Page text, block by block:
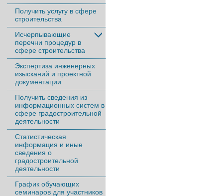
Получить услугу в сфере
строительства
Исчерпывающие
перечни процедур в
сфере строительства
Экспертиза инженерных
изысканий и проектной
документации
Получить сведения из
информационных систем в
сфере градостроительной
деятельности
Статистическая
информация и иные
сведения о
градостроительной
деятельности
График обучающих
семинаров для участников